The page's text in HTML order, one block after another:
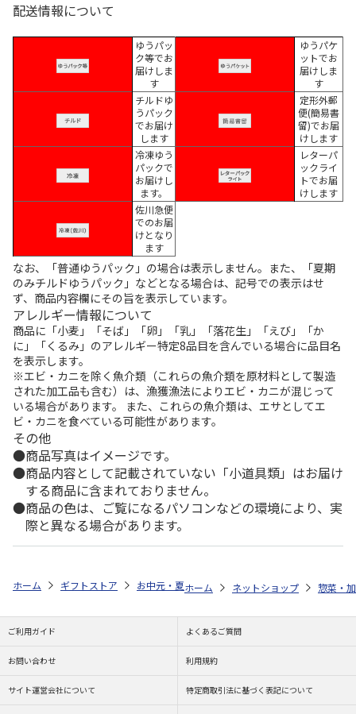
配送情報について
ゆうパッ
ク等でお
届けしま
す
ゆうパケ
ットでお
届けしま
す
チルドゆ
うパック
でお届け
します
定形外郵
便(簡易書
留)でお届
けします
冷凍ゆう
パックで
お届けし
ます。
レターパ
ックライ
トでお届
けします
佐川急便
でのお届
けとなり
ます
なお、「普通ゆうパック」の場合は表示しません。また、「夏期
のみチルドゆうパック」などとなる場合は、記号での表示はせ
ず、商品内容欄にその旨を表示しています。
アレルギー情報について
商品に「小麦」「そば」「卵」「乳」「落花生」「えび」「か
に」「くるみ」のアレルギー特定8品目を含んでいる場合に品目名
を表示します。
※エビ・カニを除く魚介類（これらの魚介類を原材料として製造
された加工品も含む）は、漁獲漁法によりエビ・カニが混じって
いる場合があります。 また、これらの魚介類は、エサとしてエ
ビ・カニを食べている可能性があります。
その他
商品写真はイメージです。
商品内容として記載されていない「小道具類」はお届け
する商品に含まれておりません。
商品の色は、ご覧になるパソコンなどの環境により、実
際と異なる場合があります。
ホーム ギフトストア お中元・夏ギフト特集 2026 ゆうゆうギフト
ホーム ネットショップ 惣菜・
ご利用ガイド よくあるご質問
お問い合わせ 利用規約
サイト運営会社について 特定商取引法に基づく表記について